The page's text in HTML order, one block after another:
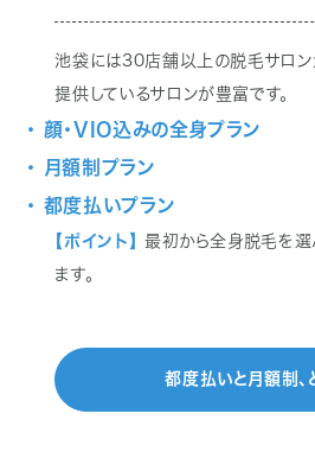
池袋には30店舗以上の脱毛サロン
提供しているサロンが豊富です。
・ 顔・VIO込みの全身プラン
・ 月額制プラン
・ 都度払いプラン
【ポイント】
最初から全身脱毛を選
ます。
都度払いと月額制、